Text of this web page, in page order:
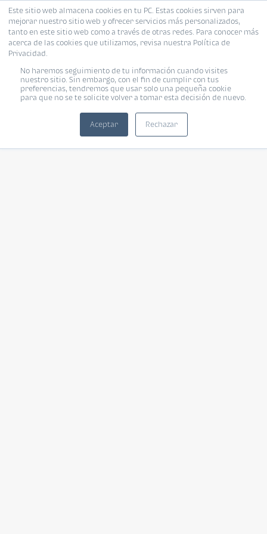
Este sitio web almacena cookies en tu PC. Estas cookies sirven para
mejorar nuestro sitio web y ofrecer servicios más personalizados,
tanto en este sitio web como a través de otras redes. Para conocer más
acerca de las cookies que utilizamos, revisa nuestra Política de
Privacidad.
No haremos seguimiento de tu información cuando visites
nuestro sitio. Sin embargo, con el fin de cumplir con tus
preferencias, tendremos que usar solo una pequeña cookie
para que no se te solicite volver a tomar esta decisión de nuevo.
Aceptar Rechazar